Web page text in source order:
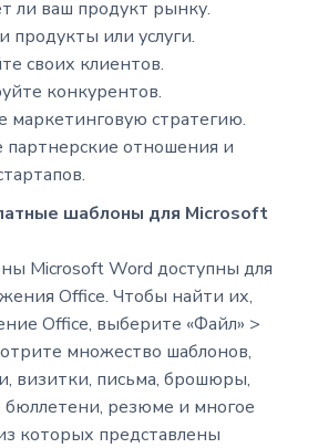
ли ваш продукт рынку.
продукты или услуги.
своих клиентов.
конкурентов.
маркетинговую стратегию.
партнерские отношения и
шаблоны для Microsoft
Microsoft Word доступны для
Office. Чтобы найти их,
Office, выберите «Файл» >
множество шаблонов,
визитки, письма, брошюры,
резюме и многое
которых представлены